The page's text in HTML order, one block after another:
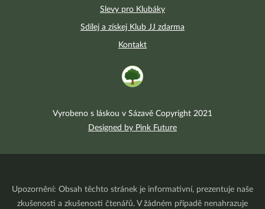
Slevy pro Klubáky
Sdílej a získej Klub JJ zdarma
Kontakt
Vyrobeno s láskou v Sázavě Copyright 2021
Designed by Pink Future
Upozornění: Obsah těchto stránek je informativní, prezentuje naše
zkušenosti a zkušenosti čtenářů. V žádném případě nenahrazuje